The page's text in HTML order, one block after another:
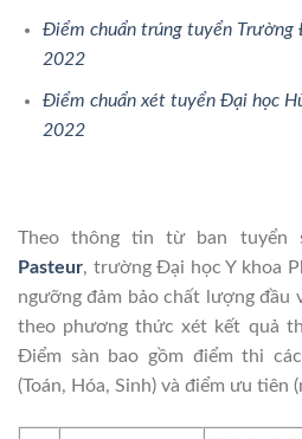
Điểm chuẩn trúng tuyển Trường
2022
Điểm chuẩn xét tuyển Đại học
2022
Theo thông tin từ ban tuyển
Pasteur, trường Đại học Y khoa
ngưỡng đảm bảo chất lượng đầu
theo phương thức xét kết quả
Điểm sàn bao gồm điểm thi
(Toán, Hóa, Sinh) và điểm ưu tiên